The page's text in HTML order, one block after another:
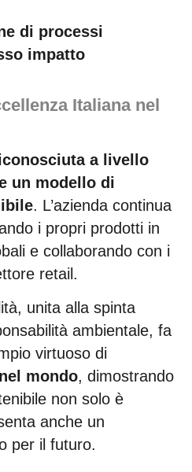
di processi
impatto
Italiana nel
a livello
un modello di
. L’azienda continua
i propri prodotti in
e collaborando con i
retail.
unita alla spinta
ambientale, fa
virtuoso di
mondo, dimostrando
non solo è
anche un
per il futuro.